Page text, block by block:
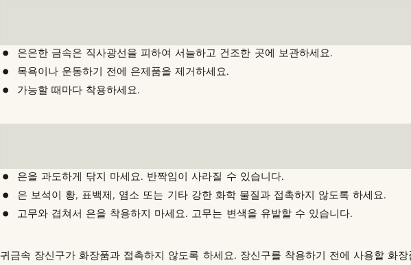
은은한 금속은 직사광선을 피하여 서늘하고 건조한 곳에 보관하세요.
목욕이나 운동하기 전에 은제품을 제거하세요.
가능할 때마다 착용하세요.
은을 과도하게 닦지 마세요. 반짝임이 사라질 수 있습니다.
은 보석이 황, 표백제, 염소 또는 기타 강한 화학 물질과 접촉하지 않도록 하세요.
고무와 겹쳐서 은을 착용하지 마세요. 고무는 변색을 유발할 수 있습니다.
귀금속 장신구가 화장품과 접촉하지 않도록 하세요. 장신구를 착용하기 전에 사용할 화